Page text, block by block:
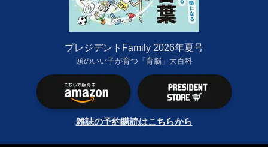
プレジデントFamily 2026年夏号
頭のいい子が育つ「育脳」大百科
雑誌の予約購読はこちらから